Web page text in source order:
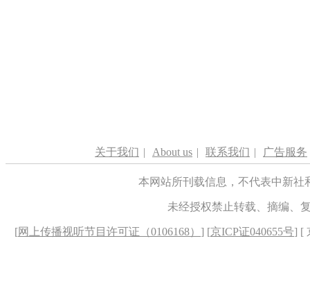
关于我们 | About us | 联系我们 | 广告服务
本网站所刊载信息，不代表中新
未经授权禁止转载、摘编、
[网上传播视听节目许可证（0106168） ] [京ICP证040655号] [